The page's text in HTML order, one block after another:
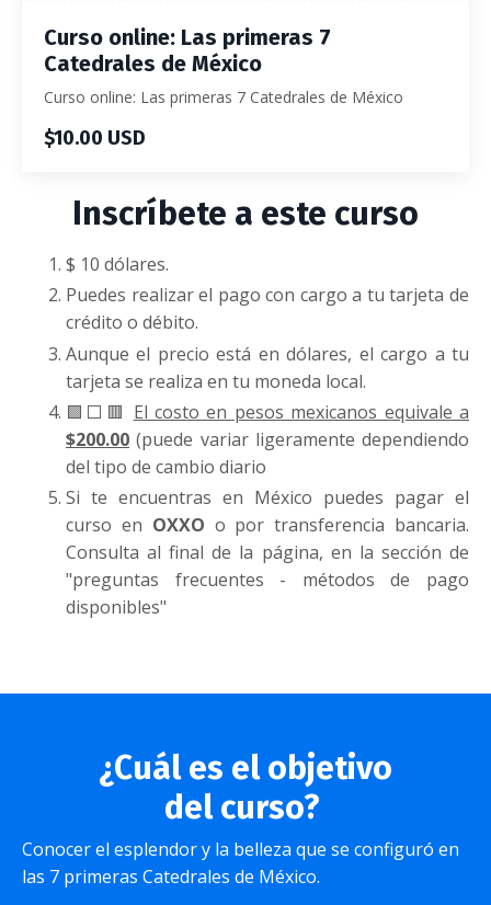
Curso online: Las primeras 7
Catedrales de México
Curso online: Las primeras 7 Catedrales de México
$10.00 USD
Inscríbete a este curso
$ 10 dólares.
Puedes realizar el pago con cargo a tu tarjeta de
crédito o débito.
Aunque el precio está en dólares, el cargo a tu
tarjeta se realiza en tu moneda local.
🟩⬜🟥 El costo en pesos mexicanos equivale a
$200.00 (puede variar ligeramente dependiendo
del tipo de cambio diario
Si te encuentras en México puedes pagar el
curso en OXXO o por transferencia bancaria.
Consulta al final de la página, en la sección de
"preguntas frecuentes - métodos de pago
disponibles"
¿Cuál es el objetivo
del curso?
Conocer el esplendor y la belleza que se configuró en
las 7 primeras Catedrales de México.